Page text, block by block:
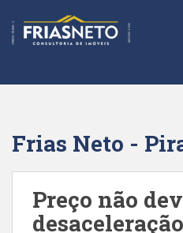
t
Frias Neto -
Preço não
desaceleração